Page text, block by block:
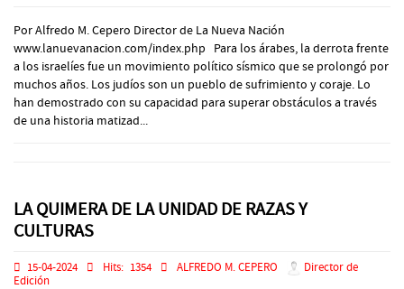
Por Alfredo M. Cepero Director de La Nueva Nación
www.lanuevanacion.com/index.php Para los árabes, la derrota frente
a los israelíes fue un movimiento político sísmico que se prolongó por
muchos años. Los judíos son un pueblo de sufrimiento y coraje. Lo
han demostrado con su capacidad para superar obstáculos a través
de una historia matizad...
LA QUIMERA DE LA UNIDAD DE RAZAS Y
CULTURAS
15-04-2024 Hits: 1354 ALFREDO M. CEPERO
Director de
Edición